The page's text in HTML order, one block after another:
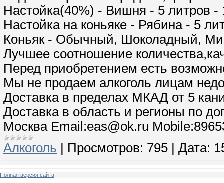
Настойка(40%) - Вишня - 5 литров -
Настойка на коньяке - Рябина - 5
Коньяк - Обычный, Шоколадный,
Лучшее соотношение
Перед приобретением есть
Мы не продаем алкоголь лицам
Доставка в пределах МКАД от 5
Доставка в область и регионы по
Москва Email:eas@ok.ru
Алкоголь
Просмотров: 795 Дата:
Полная версия сайта